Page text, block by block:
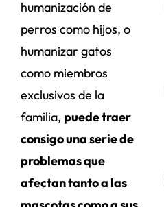
humanización de
perros como hijos, o
humanizar gatos
como miembros
exclusivos de la
familia, puede traer
consigo una serie de
problemas que
afectan tanto a las